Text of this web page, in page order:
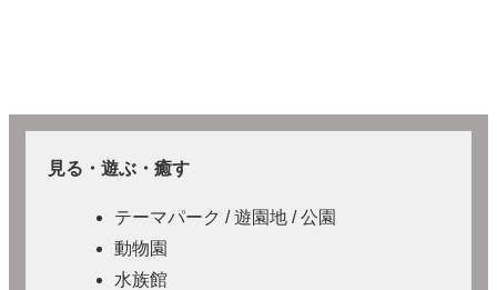
見る・遊ぶ・癒す
テーマパーク / 遊園地 / 公園
動物園
水族館